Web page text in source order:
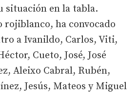
situación en la tabla.
ha convocado
a Ivanildo, Carlos, Viti,
Cueto, José, José
Aleixo Cabral, Rubén,
Jesús, Mateos y Miguel